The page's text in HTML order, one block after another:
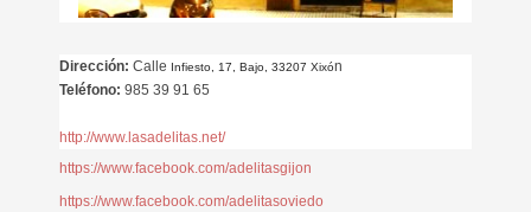
Dirección: Calle Infiesto, 17, Bajo, 33207 Xixón
Teléfono: 985 39 91 65
http://www.lasadelitas.net/
https://www.facebook.com/adelitasgijon
https://www.facebook.com/adelitasoviedo